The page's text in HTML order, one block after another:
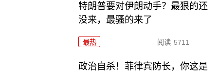
特朗普要对伊朗动手？最狠的还
没来，最骚的来了
最热 阅读 5711
政治自杀！菲律宾防长，你这是